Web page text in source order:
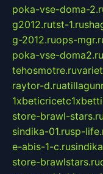
poka-vse-doma-
g2012.rutst-1.ru
g-2012.ruops-
poka-vse-doma2.ru
tehosmotre.ru
raytor-d.ru
store-brawl-stars.ru
sindika-01.rusp-
e-abis-1-c.ru
store-brawlstars.ru